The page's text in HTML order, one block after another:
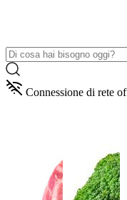
Connessione di rete